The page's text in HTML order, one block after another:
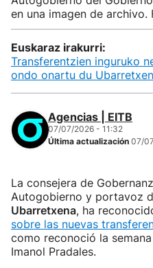
en una imagen de archivo.
Euskaraz irakurri:
Transferentzien inguruko
ondo onartu du
Agencias | EITB
07/07/2026 - 11:32
Última actualización 07/
La consejera de
Autogobierno y portavoz
Ubarretxena, ha
sobre las nuevas
como reconoció la
Imanol Pradales.